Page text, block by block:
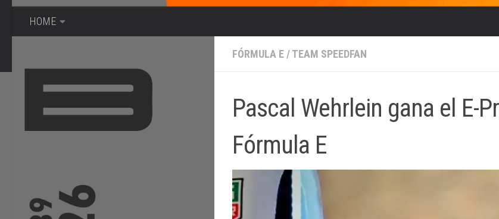
HOME
FÓRMULA E /TEAM SPEEDFAN
Pascal Wehrlein gana el E-
Fórmula E